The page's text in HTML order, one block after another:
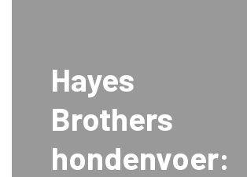
Hayes
Brothers
hondenvoer: